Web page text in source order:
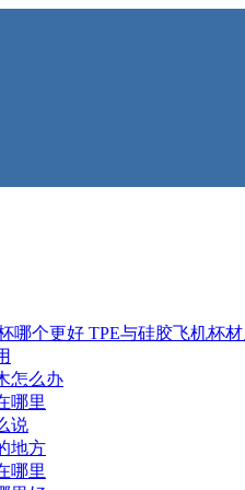
哪个更好 TPE与硅胶飞机杯
怎么办
哪里
说
地方
哪里